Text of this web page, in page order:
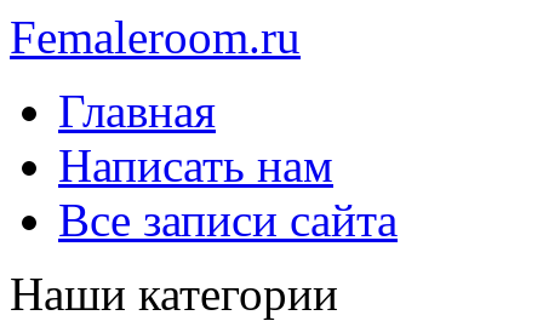
Femaleroom.ru
Главная
Написать нам
Все записи сайта
Наши категории